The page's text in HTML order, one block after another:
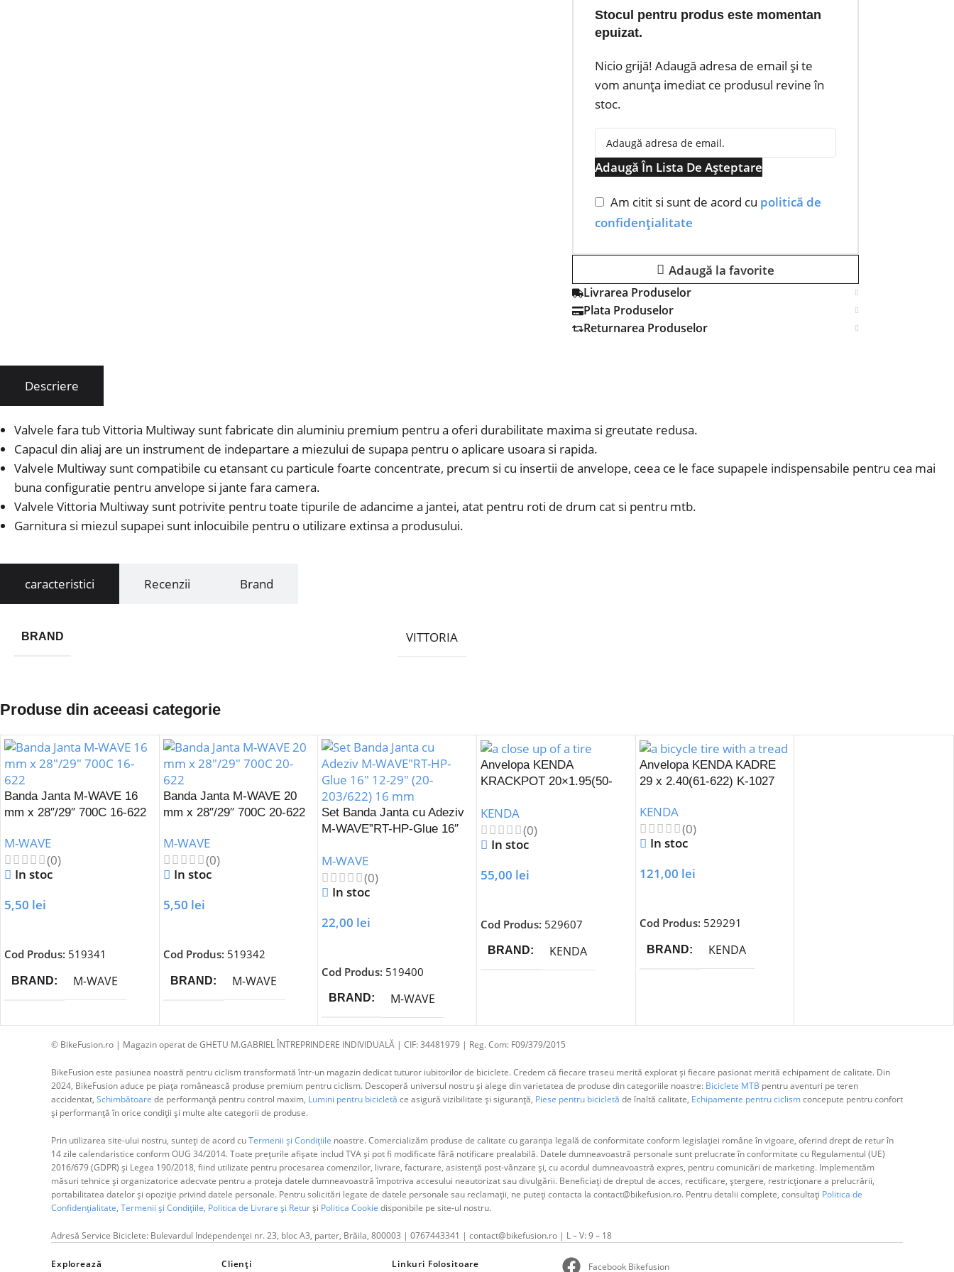
Stocul pentru produs este momentan
epuizat.
Nicio grijă! Adaugă adresa de email și te
vom anunța imediat ce produsul revine în
stoc.
Adaugă În Lista De Așteptare
Am citit si sunt de acord cu politică de
confidențialitate
Adaugă la favorite
Livrarea Produselor
Plata Produselor
Returnarea Produselor
Descriere
Valvele fara tub Vittoria Multiway sunt fabricate din aluminiu premium pentru a oferi durabilitate maxima si greutate redusa.
Capacul din aliaj are un instrument de indepartare a miezului de supapa pentru o aplicare usoara si rapida.
Valvele Multiway sunt compatibile cu etansant cu particule foarte concentrate, precum si cu insertii de anvelope, ceea ce le face supapele indispensabile pentru cea mai
buna configuratie pentru anvelope si jante fara camera.
Valvele Vittoria Multiway sunt potrivite pentru toate tipurile de adancime a jantei, atat pentru roti de drum cat si pentru mtb.
Garnitura si miezul supapei sunt inlocuibile pentru o utilizare extinsa a produsului.
caracteristici Recenzii Brand
BRAND VITTORIA
Produse din aceeasi categorie
Banda Janta M-WAVE 16
mm x 28″/29″ 700C 16-622
M-WAVE
(0)
In stoc
5,50 lei
Cod Produs: 519341
BRAND M-WAVE
Banda Janta M-WAVE 20
mm x 28″/29″ 700C 20-622
M-WAVE
(0)
In stoc
5,50 lei
Cod Produs: 519342
BRAND M-WAVE
Set Banda Janta cu Adeziv
M-WAVE”RT-HP-Glue 16″
M-WAVE
(0)
In stoc
22,00 lei
Cod Produs: 519400
BRAND M-WAVE
Anvelopa KENDA
KRACKPOT 20×1.95(50-
KENDA
(0)
In stoc
55,00 lei
Cod Produs: 529607
BRAND KENDA
Anvelopa KENDA KADRE
29 x 2.40(61-622) K-1027
KENDA
(0)
In stoc
121,00 lei
Cod Produs: 529291
BRAND KENDA
© BikeFusion.ro | Magazin operat de GHETU M.GABRIEL ÎNTREPRINDERE INDIVIDUALĂ | CIF: 34481979 | Reg. Com: F09/379/2015
BikeFusion este pasiunea noastră pentru ciclism transformată într-un magazin dedicat tuturor iubitorilor de biciclete. Credem că fiecare traseu merită explorat și fiecare pasionat merită echipament de calitate. Din
2024, BikeFusion aduce pe piața românească produse premium pentru ciclism. Descoperă universul nostru și alege din varietatea de produse din categoriile noastre:Biciclete MTB pentru aventuri pe teren
accidentat, Schimbătoare de performanță pentru control maxim, Lumini pentru bicicletă ce asigură vizibilitate și siguranță, Piese pentru bicicletă de înaltă calitate, Echipamente pentru ciclismconcepute pentru confort
și performanță în orice condiții și multe alte categorii de produse.
Prin utilizarea site-ului nostru, sunteți de acord cuTermenii și Condițiile noastre. Comercializăm produse de calitate cu garanția legală de conformitate conform legislației române în vigoare, oferind drept de retur în
14 zile calendaristice conform OUG 34/2014. Toate prețurile afișate includ TVA și pot fi modificate fără notificare prealabilă. Datele dumneavoastră personale sunt prelucrate în conformitate cu Regulamentul (UE)
2016/679 (GDPR) și Legea 190/2018, fiind utilizate pentru procesarea comenzilor, livrare, facturare, asistență post-vânzare și, cu acordul dumneavoastră expres, pentru comunicări de marketing. Implementăm
măsuri tehnice și organizatorice adecvate pentru a proteja datele dumneavoastră împotriva accesului neautorizat sau divulgării. Beneficiați de dreptul de acces, rectificare, ștergere, restricționare a prelucrării,
portabilitatea datelor și opoziție privind datele personale. Pentru solicitări legate de datele personale sau reclamații, ne puteți contacta la contact@bikefusion.ro. Pentru detalii complete, consultați Politica de
Confidențialitate, Termenii și Condițiile, Politica de Livrare și Returși Politica Cookie disponibile pe site-ul nostru.
Adresă Service Biciclete: Bulevardul Independenței nr. 23, bloc A3, parter, Brăila, 800003 | 0767443341 | contact@bikefusion.ro | L – V: 9 – 18
Explorează Clienți Linkuri Folositoare Facebook Bikefusion